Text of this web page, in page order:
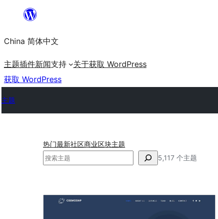
内
容
China 简体中文
主题插件新闻支持 关于获取 WordPress
获取 WordPress
主题
热门最新社区商业区块主题
搜
5,117 个主题